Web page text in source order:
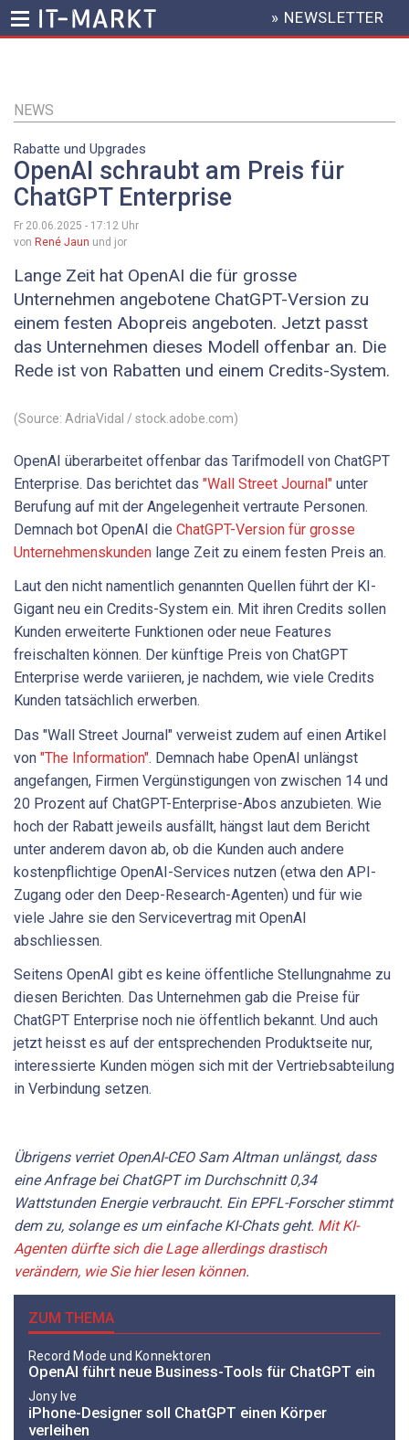
Inhalt
HEADER
MENU
» NEWSLETTER
NEWS
Rabatte und Upgrades
OpenAI schraubt am Preis für
ChatGPT Enterprise
Fr 20.06.2025 - 17:12 Uhr
von René Jaun und jor
Lange Zeit hat OpenAI die für grosse
Unternehmen angebotene ChatGPT-Version zu
einem festen Abopreis angeboten. Jetzt passt
das Unternehmen dieses Modell offenbar an. Die
Rede ist von Rabatten und einem Credits-System.
(Source: AdriaVidal / stock.adobe.com)
OpenAI überarbeitet offenbar das Tarifmodell von ChatGPT
Enterprise. Das berichtet das "Wall Street Journal" unter
Berufung auf mit der Angelegenheit vertraute Personen.
Demnach bot OpenAI die ChatGPT-Version für grosse
Unternehmenskunden lange Zeit zu einem festen Preis an.
Laut den nicht namentlich genannten Quellen führt der KI-
Gigant neu ein Credits-System ein. Mit ihren Credits sollen
Kunden erweiterte Funktionen oder neue Features
freischalten können. Der künftige Preis von ChatGPT
Enterprise werde variieren, je nachdem, wie viele Credits
Kunden tatsächlich erwerben.
Das "Wall Street Journal" verweist zudem auf einen Artikel
von "The Information". Demnach habe OpenAI unlängst
angefangen, Firmen Vergünstigungen von zwischen 14 und
20 Prozent auf ChatGPT-Enterprise-Abos anzubieten. Wie
hoch der Rabatt jeweils ausfällt, hängst laut dem Bericht
unter anderem davon ab, ob die Kunden auch andere
kostenpflichtige OpenAI-Services nutzen (etwa den API-
Zugang oder den Deep-Research-Agenten) und für wie
viele Jahre sie den Servicevertrag mit OpenAI
abschliessen.
Seitens OpenAI gibt es keine öffentliche Stellungnahme zu
diesen Berichten. Das Unternehmen gab die Preise für
ChatGPT Enterprise noch nie öffentlich bekannt. Und auch
jetzt heisst es auf der entsprechenden Produktseite nur,
interessierte Kunden mögen sich mit der Vertriebsabteilung
in Verbindung setzen.
Übrigens verriet OpenAI-CEO Sam Altman unlängst, dass
eine Anfrage bei ChatGPT im Durchschnitt 0,34
Wattstunden Energie verbraucht. Ein EPFL-Forscher stimmt
dem zu, solange es um einfache KI-Chats geht. Mit KI-
Agenten dürfte sich die Lage allerdings drastisch
verändern, wie Sie hier lesen können.
ZUM THEMA
Record Mode und Konnektoren
OpenAI führt neue Business-Tools für ChatGPT ein
Jony Ive
iPhone-Designer soll ChatGPT einen Körper
verleihen